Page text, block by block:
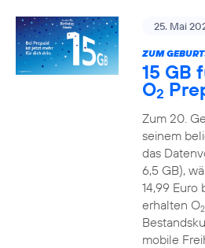
25. Mai
ZUM
15 GB
O2
Zum 20.
seinem
das
6,5 GB),
14,99 Euro
erhalten O2
mobile